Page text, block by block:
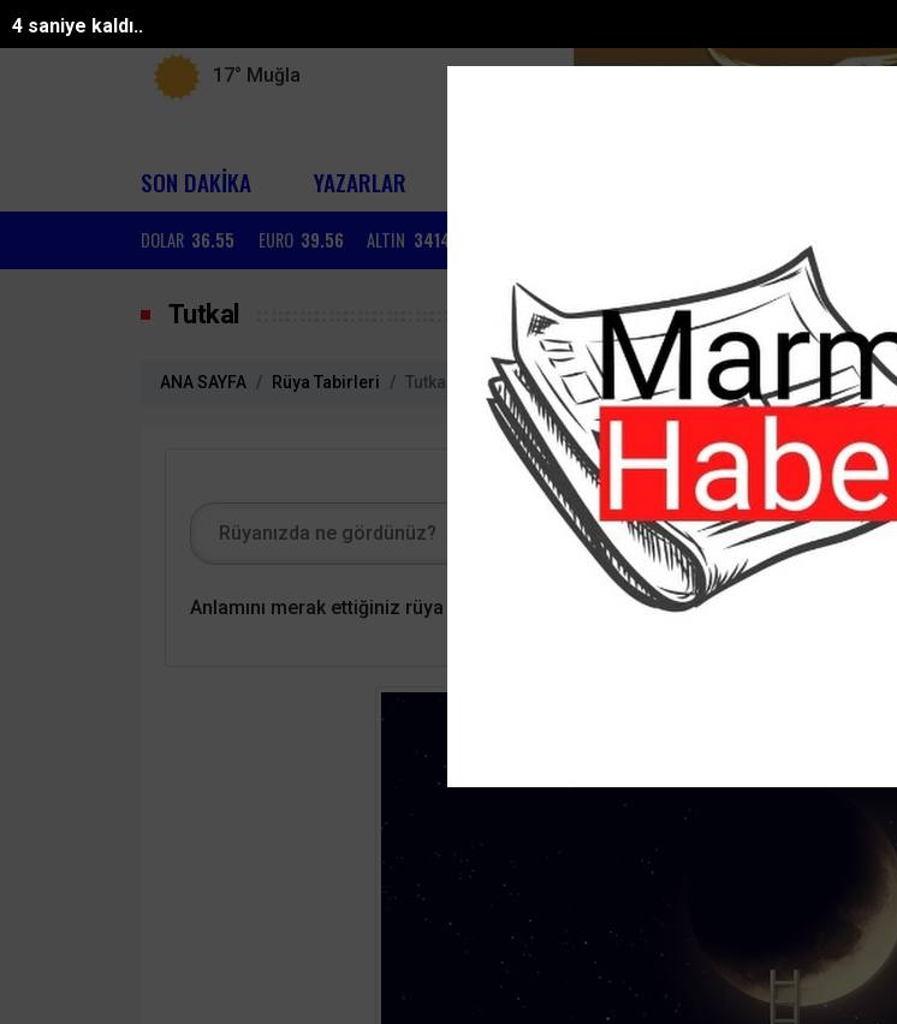
4 saniye kaldı..
17° Muğla
SON DAKİKA YAZARLAR
DOLAR 36.55 EURO 39.56 ALTIN 3414.3
Tutkal
ANA SAYFA Rüya Tabirleri Tutkal
Anlamını merak ettiğiniz rüya tabirlerini arama kutusunu kullanarak arayabilirsiniz.